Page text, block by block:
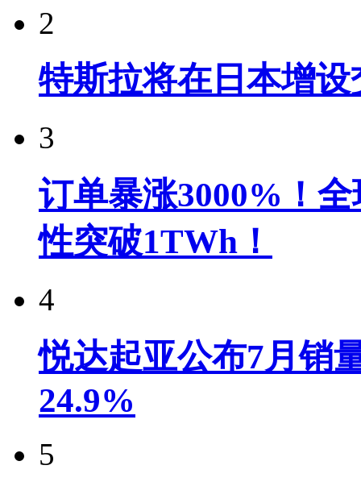
2
特斯拉将在日本增
3
订单暴涨3000%！
性突破1TWh！
4
悦达起亚公布7月销
24.9%
5